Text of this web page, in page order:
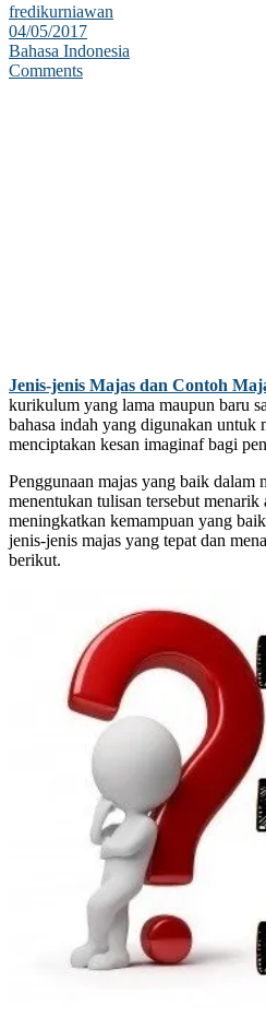
fredikurniawan
04/05/2017
Bahasa Indonesia
Comments
Jenis-jenis Majas dan Contoh
kurikulum yang lama maupun baru
bahasa indah yang digunakan untuk
menciptakan kesan imaginaf bagi
Penggunaan majas yang baik dalam
menentukan tulisan tersebut
meningkatkan kemampuan yang
jenis-jenis majas yang tepat dan
berikut.